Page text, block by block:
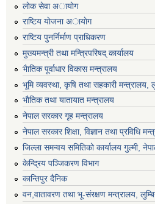
लाेक सेवा अायाेग
राष्टिय याेजना अायाेग
राष्टिय पुनर्निर्माण प्राधिकरण
मुख्यमन्त्री तथा मन्त्रिपरिषद् कार्यालय
भैातिक पूर्वाधार विकास मन्त्रालय
भूमि व्यवस्था, कृषि तथा सहकारी मन्त्रालय,
भाैतिक तथा यातायात मन्त्रालय
नेपाल सरकार गृह मन्त्रालय
नेपाल सरकार शिक्षा, विज्ञान तथा प्रविधि
जिल्ला समन्वय समितिको कार्यालय गुल्मी,
केन्द्रिय पञ्जिकरण विभाग
कान्तिपुर दैनिक
वन,वातावरण तथा भू-संरक्षण मन्त्रालय,